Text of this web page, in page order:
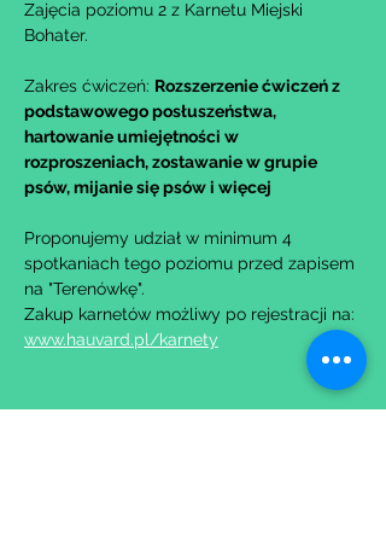
Zajęcia poziomu 2 z Karnetu Miejski
Bohater.
Zakres ćwiczeń: Rozszerzenie ćwiczeń z
podstawowego posłuszeństwa,
hartowanie umiejętności w
rozproszeniach, zostawanie w grupie
psów, mijanie się psów i więcej
Proponujemy udział w minimum 4
spotkaniach tego poziomu przed zapisem
na "Terenówkę".
Zakup karnetów możliwy po rejestracji na:
www.hauvard.pl/karnety